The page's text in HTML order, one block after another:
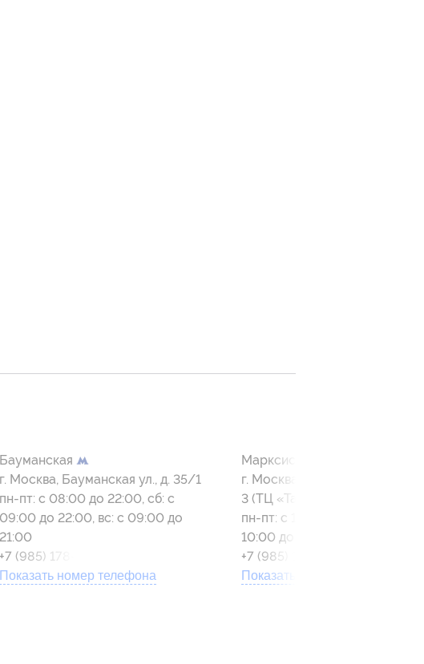
Бауманская
г. Москва, Бауманская ул., д. 35/1
пн-пт: с 08:00 до 22:00, сб: с
09:00 до 22:00, вс: с 09:00 до
21:00
+7 (985) 178-89-98
Показать номер телефона
Марксистская
г. Москва, Таганская ул., вл. 3,
3 (ТЦ «Таганский пассаж»)
пн-пт: с 10:00 до 22:00, сб-
10:00 до 22:00
+7 (985) 178-91-19
Показать номер телефона